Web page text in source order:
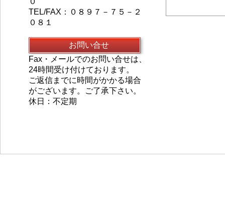
TEL/FAX：０８９７－７５－２
０８１
お問い合せ
Fax・メールでのお問い合せは、
24時間受け付けております。
ご返信までに時間がかかる場合
がございます。ご了承下さい。
休日：不定期